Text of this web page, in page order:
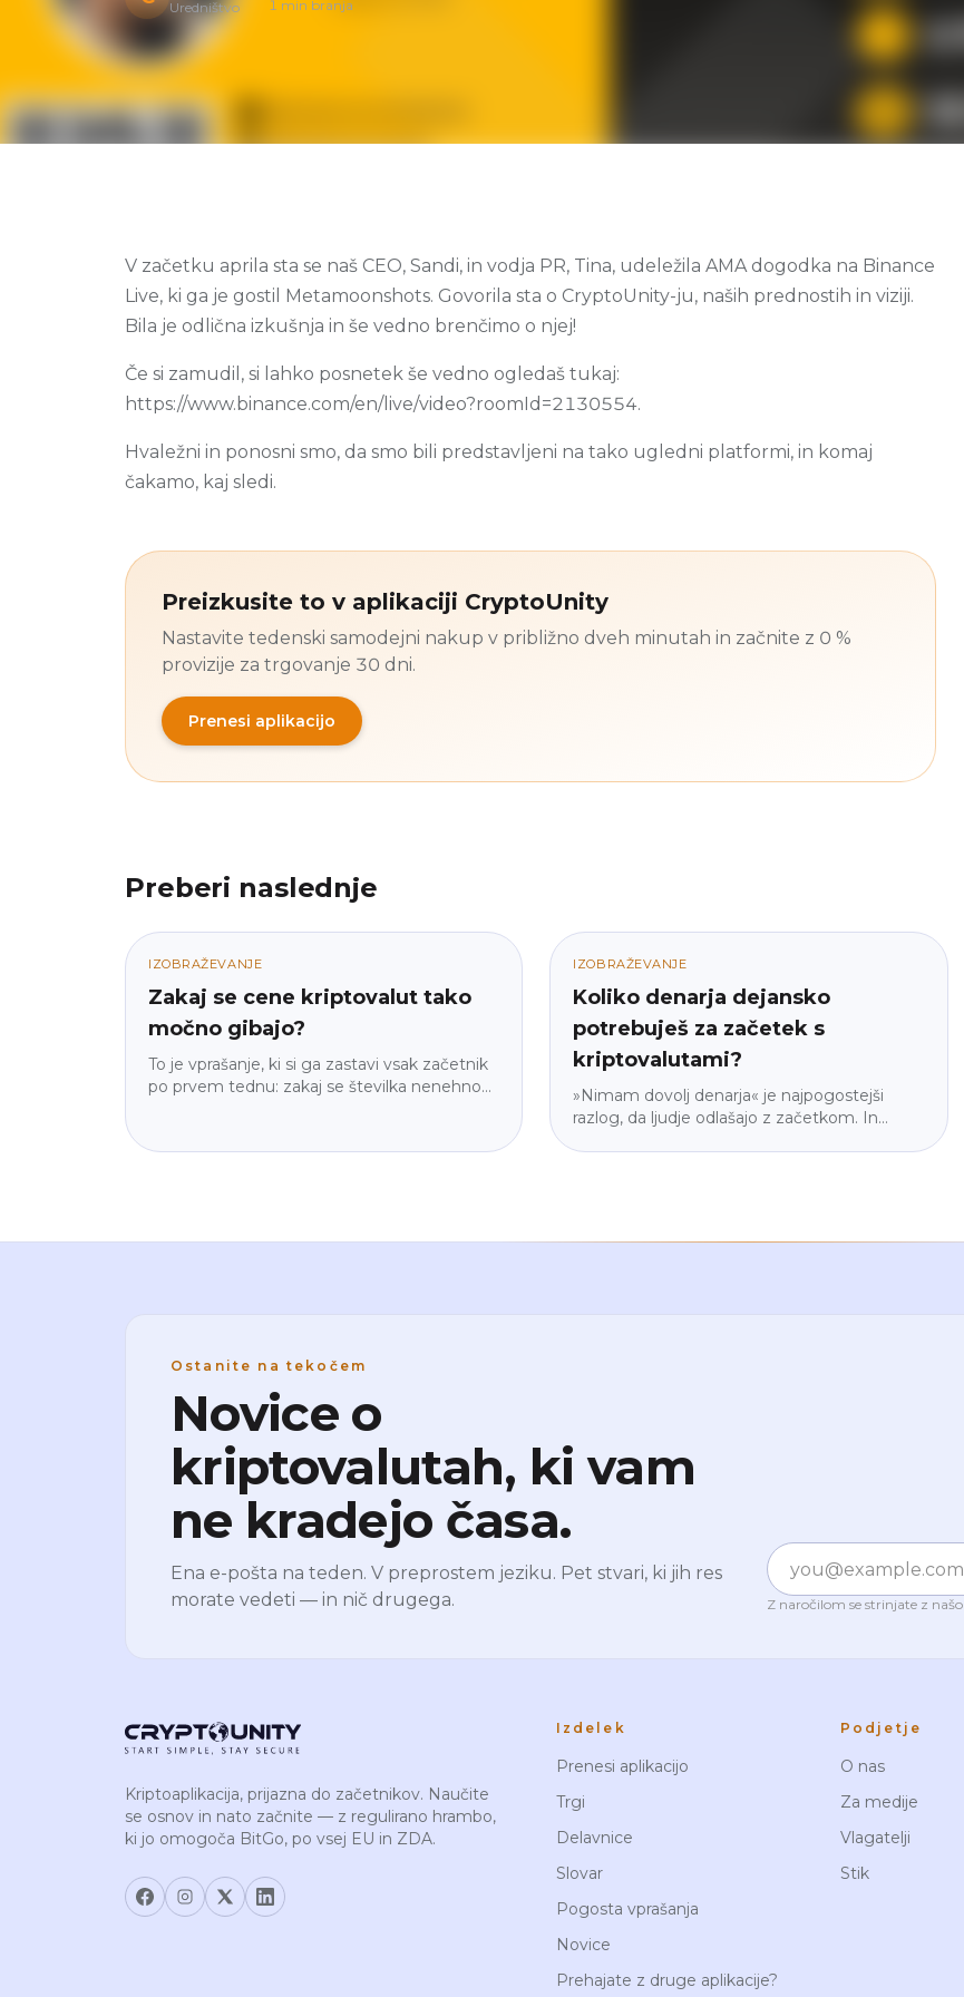
Uredništvo
1 min branja
V začetku aprila sta se naš CEO, Sandi, in vodja PR, Tina, udeležila AMA dogodka na Binance
Live, ki ga je gostil Metamoonshots. Govorila sta o CryptoUnity-ju, naših prednostih in viziji.
Bila je odlična izkušnja in še vedno brenčimo o njej!
Če si zamudil, si lahko posnetek še vedno ogledaš tukaj:
https://www.binance.com/en/live/video?roomId=2130554.
Hvaležni in ponosni smo, da smo bili predstavljeni na tako ugledni platformi, in komaj
čakamo, kaj sledi.
Preizkusite to v aplikaciji CryptoUnity
Nastavite tedenski samodejni nakup v približno dveh minutah in začnite z 0 %
provizije za trgovanje 30 dni.
Prenesi aplikacijo
Preberi naslednje
IZOBRAŽEVANJE
Zakaj se cene kriptovalut tako
močno gibajo?
To je vprašanje, ki si ga zastavi vsak začetnik
po prvem tednu: zakaj se številka nenehno
spoznaš, gibanje ne deluje več naključno.
IZOBRAŽEVANJE
Koliko denarja dejansko
potrebuješ za začetek s
kriptovalutami?
»Nimam dovolj denarja« je najpogostejši
razlog, da ljudje odlašajo z začetkom. In
Ostanite na tekočem
Novice o
kriptovalutah, ki vam
ne kradejo časa.
Ena e-pošta na teden. V preprostem jeziku. Pet stvari, ki jih res
morate vedeti — in nič drugega.
E-pošta
Z naročilom se strinjate z našo
Kriptoaplikacija, prijazna do začetnikov. Naučite
se osnov in nato začnite — z regulirano hrambo,
ki jo omogoča BitGo, po vsej EU in ZDA.
Izdelek
Prenesi aplikacijo
Trgi
Delavnice
Slovar
Pogosta vprašanja
Novice
Prehajate z druge aplikacije?
Podjetje
O nas
Za medije
Vlagatelji
Stik